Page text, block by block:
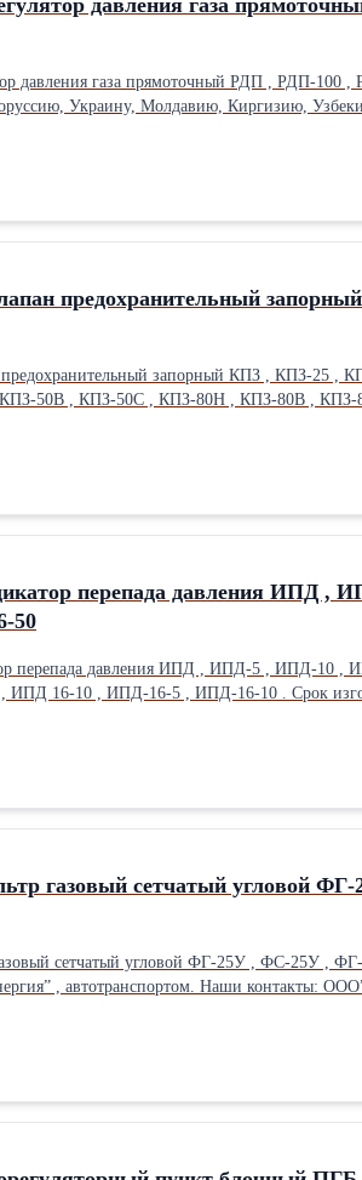
газа прямоточный РДП , РДП-100 , РДП-100Н , РДП-100П , РДП-100В .
Украину, Молдавию, Киргизию,
предохранительный
предохранительный запорный КПЗ , КПЗ-
50В , КПЗ-50С , КПЗ-80Н , КПЗ-80В ,
КПЗ-250В , КПЗ-250С , КПЗ-300Н , КПЗ-300В ,
Линии” , ”Энергия” , автотранспортом. Наши контакты:
- saratovgaz.ru Эл почта – saratovgaz@inbox.ru
перепада давления
50
перепада давления ИПД , ИПД-5 , ИПД-
16-10 , ИПД-16-5 , ИПД-16-10 . Срок
газовый сетчатый угловой
сетчатый угловой ФГ-25У , ФС-25У ,
ООО”Газавтомат” 410005 г Саратов ул Большая Горная,353 (8452)599719,599283 Сайт - saratovgaz.ru Эл